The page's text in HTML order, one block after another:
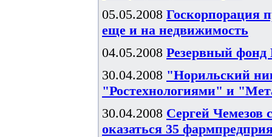
05.05.2008 Госкорпорация
еще и на недвижимость
04.05.2008 Резервный фонд
30.04.2008 "Норильский
"Ростехнологиями" и
30.04.2008 Сергей Чемезов
оказаться 35